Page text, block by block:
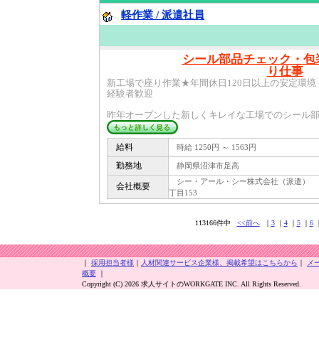
軽作業 / 派遣社員
シール部品チェック・
り仕事
新工場で座り作業★年間休日120日以上の安定環境
経験者歓迎
昨年オープンした新しくキレイな工場でのシール
給料 時給 1250円 ～ 1563円
勤務地 静岡県沼津市足高
会社概要
シー・アール・シー株式会社（派遣
丁目153
113166件中 <<前へ｜ 3｜ 4｜ 5｜ 6
｜ 採用担当者様 ｜ 人材関連サービス企業様、掲載希望はこちらから ｜
メ
概要 ｜
Copyright (C) 2026 求人サイトのWORKGATE INC. All Rights Reserved.